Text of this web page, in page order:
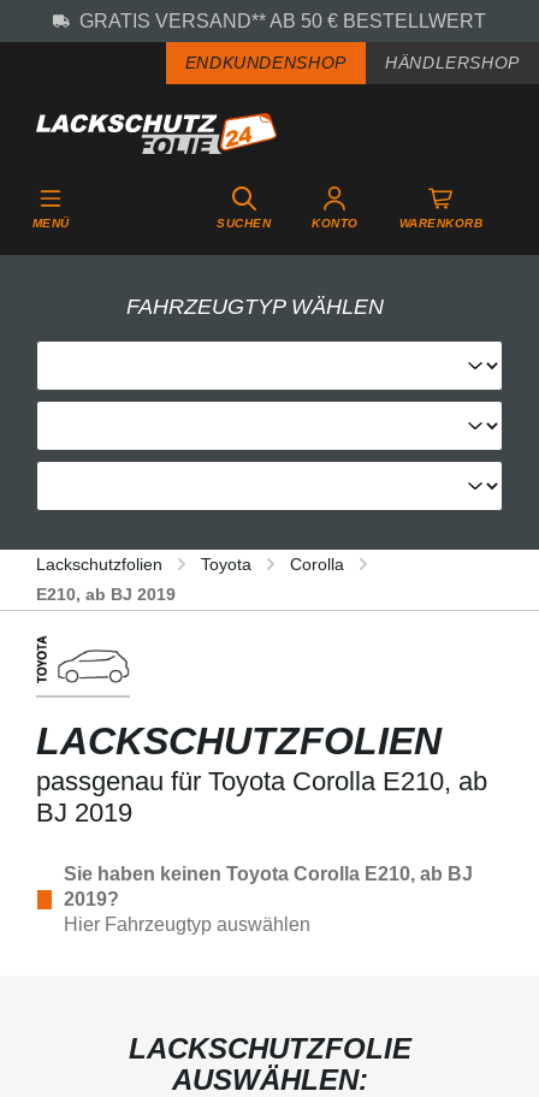
Zum Hauptinhalt springen
GRATIS VERSAND** AB 50 € BESTELLWERT
ENDKUNDENSHOP HÄNDLERSHOP
MENÜ SUCHEN KONTO WARENKORB
FAHRZEUGTYP WÄHLEN
Lackschutzfolien Toyota
Corolla
E210, ab BJ 2019
LACKSCHUTZFOLIEN
passgenau für Toyota Corolla E210, ab
BJ 2019
Sie haben keinen Toyota Corolla E210, ab BJ
2019?
Hier Fahrzeugtyp auswählen
LACKSCHUTZFOLIE
AUSWÄHLEN: